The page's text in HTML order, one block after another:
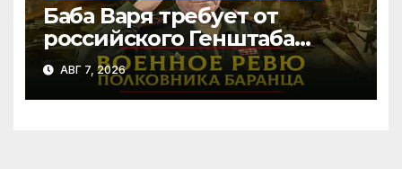
Баба Варя требует от
российского Генштаба
стратегической операции
на Украине. Как быть? |
07.08.2026
АВГ 7, 2026